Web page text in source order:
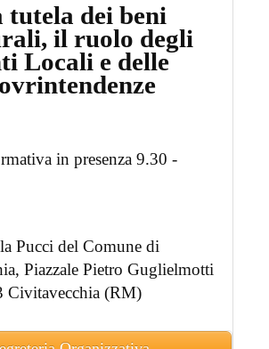
tutela dei beni
il ruolo degli
Locali e delle
in presenza 9.30 -
Pucci del Comune di
Piazzale Pietro Guglielmotti
Civitavecchia (RM)